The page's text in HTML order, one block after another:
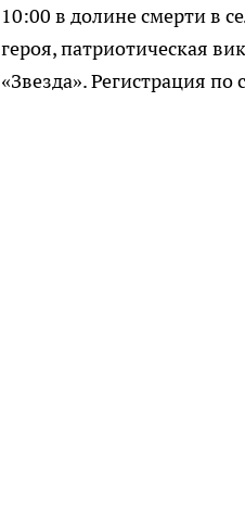
10:00 в долине смерти в
героя, патриотическая
«Звезда». Регистрация по